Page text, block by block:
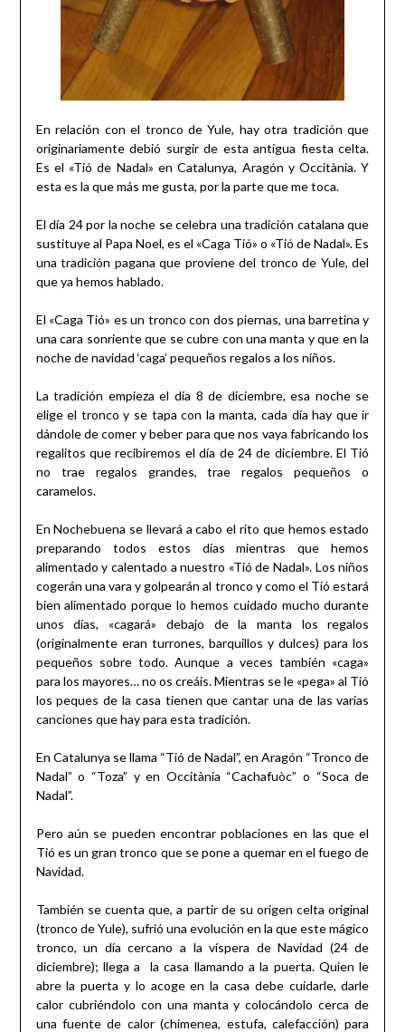
En relación con el tronco de Yule, hay otra tradición que
originariamente debió surgir de esta antigua fiesta celta.
Es el «Tió de Nadal» en Catalunya, Aragón y Occitània. Y
esta es la que más me gusta, por la parte que me toca.
El día 24 por la noche se celebra una tradición catalana que
sustituye al Papa Noel, es el «Caga Tió» o «Tió de Nadal». Es
una tradición pagana que proviene del tronco de Yule, del
que ya hemos hablado.
El «Caga Tió» es un tronco con dos piernas, una barretina y
una cara sonriente que se cubre con una manta y que en la
noche de navidad ‘caga’ pequeños regalos a los niños.
La tradición empieza el día 8 de diciembre, esa noche se
elige el tronco y se tapa con la manta, cada día hay que ir
dándole de comer y beber para que nos vaya fabricando los
regalitos que recibiremos el día de 24 de diciembre. El Tió
no trae regalos grandes, trae regalos pequeños o
caramelos.
En Nochebuena se llevará a cabo el rito que hemos estado
preparando todos estos días mientras que hemos
alimentado y calentado a nuestro «Tió de Nadal». Los niños
cogerán una vara y golpearán al tronco y como el Tió estará
bien alimentado porque lo hemos cuidado mucho durante
unos días, «cagará» debajo de la manta los regalos
(originalmente eran turrones, barquillos y dulces) para los
pequeños sobre todo. Aunque a veces también «caga»
para los mayores… no os creáis. Mientras se le «pega» al Tió
los peques de la casa tienen que cantar una de las varias
canciones que hay para esta tradición.
En Catalunya se llama “Tió de Nadal”, en Aragón “Tronco de
Nadal” o “Toza” y en Occitània “Cachafuòc” o “Soca de
Nadal”.
Pero aún se pueden encontrar poblaciones en las que el
Tió es un gran tronco que se pone a quemar en el fuego de
Navidad.
También se cuenta que, a partir de su origen celta original
(tronco de Yule), sufrió una evolución en la que este mágico
tronco, un día cercano a la víspera de Navidad (24 de
diciembre); llega a la casa llamando a la puerta. Quien le
abre la puerta y lo acoge en la casa debe cuidarle, darle
calor cubriéndolo con una manta y colocándolo cerca de
una fuente de calor (chimenea, estufa, calefacción) para